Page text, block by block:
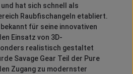
hat sich schnell als
Raubfischangeln etabliert.
für seine innovativen
Einsatz von 3D-
realistisch gestaltet
Savage Gear Teil der Pure
Zugang zu modernster